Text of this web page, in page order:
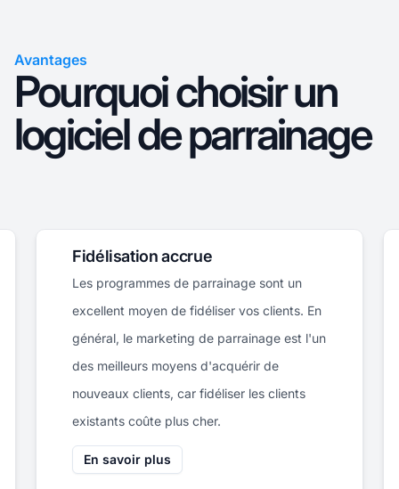
Avantages
Pourquoi choisir un
logiciel de parrainage
Diversification du portefeuille
En établissant des liens avec plusieurs
affiliés, vous pouvez diversifier les sources
de revenus de votre programme et les
gérer sur la base de la performance. Les
annonceurs peuvent bénéficier d'une plus
grande notoriété de marque grâce à
l'utilisation d'un logiciel de parrainage.